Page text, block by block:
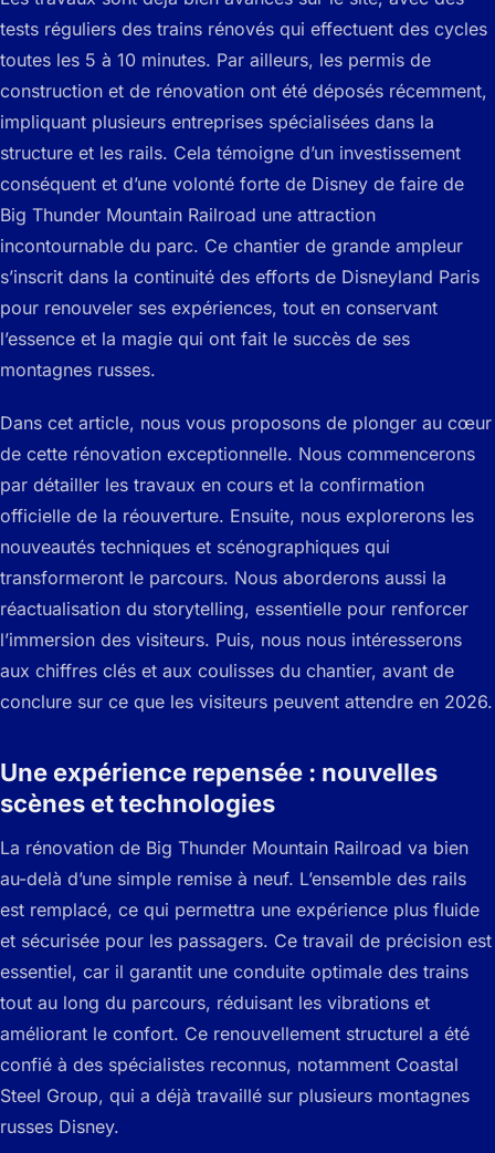
tests réguliers des trains rénovés qui effectuent des cycles
toutes les 5 à 10 minutes. Par ailleurs, les permis de
construction et de rénovation ont été déposés récemment,
impliquant plusieurs entreprises spécialisées dans la
structure et les rails. Cela témoigne d’un investissement
conséquent et d’une volonté forte de Disney de faire de
Big Thunder Mountain Railroad une attraction
incontournable du parc. Ce chantier de grande ampleur
s’inscrit dans la continuité des efforts de Disneyland Paris
pour renouveler ses expériences, tout en conservant
l’essence et la magie qui ont fait le succès de ses
montagnes russes.
Dans cet article, nous vous proposons de plonger au cœur
de cette rénovation exceptionnelle. Nous commencerons
par détailler les travaux en cours et la confirmation
officielle de la réouverture. Ensuite, nous explorerons les
nouveautés techniques et scénographiques qui
transformeront le parcours. Nous aborderons aussi la
réactualisation du storytelling, essentielle pour renforcer
l’immersion des visiteurs. Puis, nous nous intéresserons
aux chiffres clés et aux coulisses du chantier, avant de
conclure sur ce que les visiteurs peuvent attendre en 2026.
Une expérience repensée : nouvelles
scènes et technologies
La rénovation de Big Thunder Mountain Railroad va bien
au-delà d’une simple remise à neuf. L’ensemble des rails
est remplacé, ce qui permettra une expérience plus fluide
et sécurisée pour les passagers. Ce travail de précision est
essentiel, car il garantit une conduite optimale des trains
tout au long du parcours, réduisant les vibrations et
améliorant le confort. Ce renouvellement structurel a été
confié à des spécialistes reconnus, notamment Coastal
Steel Group, qui a déjà travaillé sur plusieurs montagnes
russes Disney.